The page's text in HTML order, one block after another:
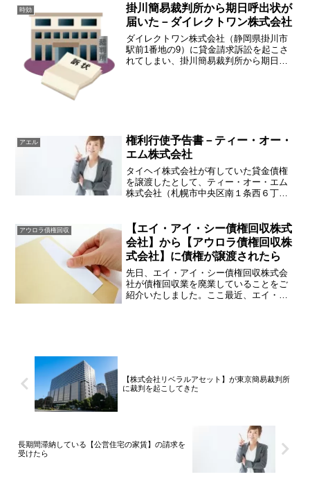
いたします。ジャパントラスト債権回収
株式会社とは？ジャパント...
時効
掛川簡易裁判所から期日呼出状が
届いた－ダイレクトワン株式会社
ダイレクトワン株式会社（静岡県掛川市
駅前1番地の9）に貸金請求訴訟を起こさ
れてしまい、掛川簡易裁判所から期日呼
アエル
権利行使予告書－ティー・オー・
エム株式会社
タイヘイ株式会社が有していた貸金債権
を譲渡したとして、ティー・オー・エム
株式会社（札幌市中央区南１条西６丁目
予告通知」というものが届くことがあり
ます。ティー・オー・エム...
アウロラ債権回収
【エイ・アイ・シー債権回収株式
会社】から【アウロラ債権回収株
式会社】に債権が譲渡されたら
先日、エイ・アイ・シー債権回収株式会
社が債権回収業を廃業していることをご
紹介いたしました。ここ最近、エイ・ア
【株式会社リベラルアセット】が東京簡易裁判所
に裁判を起こしてきた
長期間滞納している【公営住宅の家賃】の請求を
受けたら